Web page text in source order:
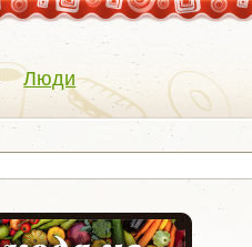
Люди